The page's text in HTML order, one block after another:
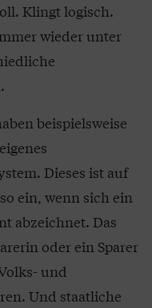
Klingt logisch.
wieder unter
beispielsweise
Dieses ist auf
ein, wenn sich ein
abzeichnet. Das
oder ein Sparer
und
Und staatliche